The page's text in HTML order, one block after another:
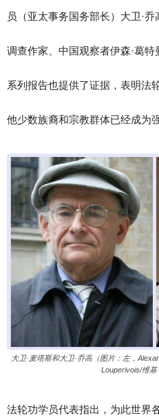
员（亚太事务国务部长）大卫·
调查作家、中国观察者伊森·葛
系列报告也提供了证据，表明法
他少数族裔和宗教群体已经成为
大卫·麦塔斯和大卫·乔高（图片：左，
Louperivois/维基
法轮功学员代表指出，为此世界